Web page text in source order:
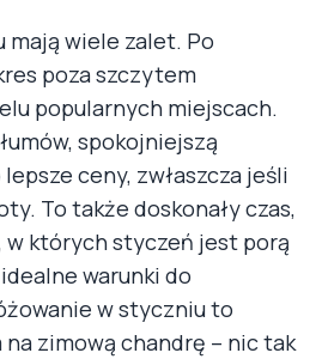
mają wiele zalet. Po
poza szczytem
popularnych miejscach.
spokojniejszą
ceny, zwłaszcza jeśli
To także doskonały czas,
w których styczeń jest porą
warunki do
w styczniu to
zimową chandrę – nic tak